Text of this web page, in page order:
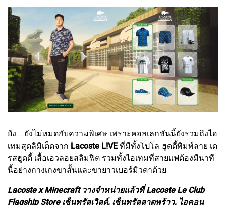
ยัง... ยังไม่หมดกับความพิเศษ เพราะคอลเลกชันนี้ยังรวมถึงไอ
เทมสุดลิมิเต็ดจาก Lacoste L!VEที่มีทั้งโปโล-ฮูดดี้พิมพ์ลาย เด
รสฮูดดี้ เสื้อเอวลอยสลิมฟิต รวมทั้งไอเทมที่สายแฟต้องมีนาที
นี้อย่างกางเกงขาสั้นและขายาวเบอร์มิวดาด้วย
Lacoste x Minecraft วางจำหน่ายแล้วที่ Lacoste Le Club
Flagship Store เซ็นทรัลเวิลด์, เซ็นทรัลลาดพร้าว, ไอคอน